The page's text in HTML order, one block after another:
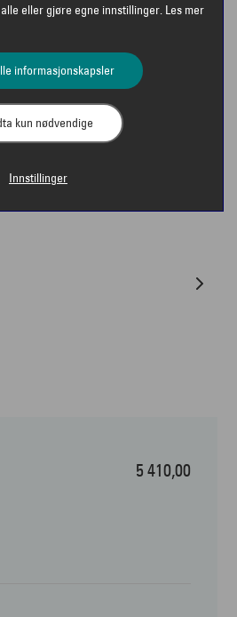
5 410,00
eller gjøre egne innstillinger. Les mer
informasjonskapsler
kun nødvendige
Innstillinger